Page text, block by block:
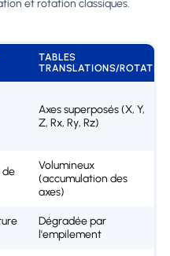
et rotation classiques.
TABLES
TRANSLATIONS/
Axes superposés (X, Y,
Z, Rx, Ry, Rz)
Volumineux
(accumulation des
axes)
Dégradée par
l'empilement